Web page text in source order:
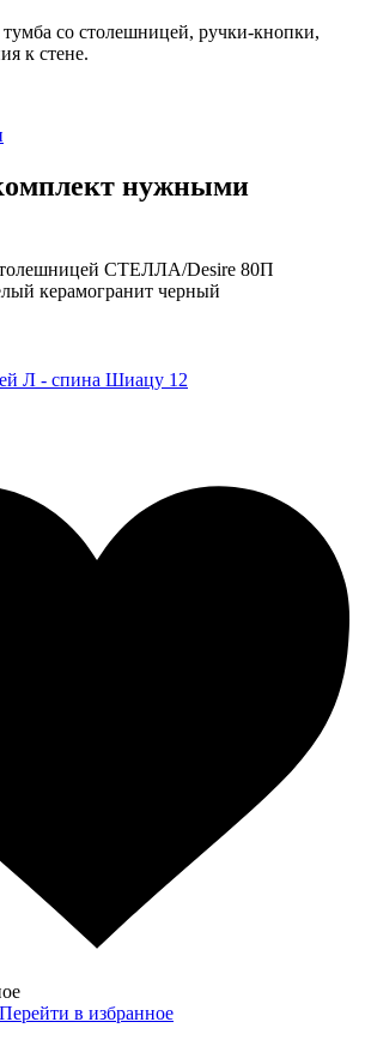
со столешницей, ручки-кнопки,
к стене.
нужными
СТЕЛЛА/Desire 80П
керамогранит черный
Л - спина Шиацу 12
Перейти в избранное